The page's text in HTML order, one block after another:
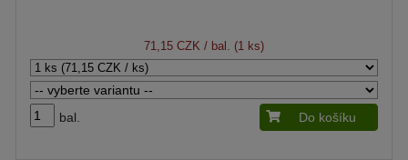
71,15 CZK / bal. (1 ks)
bal. Do košíku